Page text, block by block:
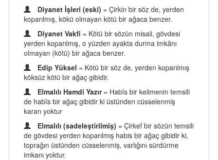
Diyanet İşleri (eski) = Çirkin bir söz de, yerden
koparılmış, kökü olmayan kötü bir ağaca benzer.
Diyanet Vakfi = Kötü bir sözün misali, gövdesi
yerden koparılmış, o yüzden ayakta durma imkânı
olmayan (kötü) bir ağaca benzer.
Edip Yüksel = Kötü bir söz de, yerden koparılmış
köksüz kötü bir ağaç gibidir.
Elmalılı Hamdi Yazır = Habîs bir kelimenin temsili
de habîs bir ağaç gibidir ki üstünden cüsselenmiş
kararı yoktur
Elmalılı (sadeleştirilmiş) = Çirkef bir sözün temsili
de gövdesi yerden koparılmış habis bir ağaç gibidir ki,
toprağın üstünden cüsselenmiş, varlığını sürdürme
imkanı yoktur.